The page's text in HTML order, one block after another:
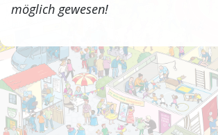
möglich gewesen!